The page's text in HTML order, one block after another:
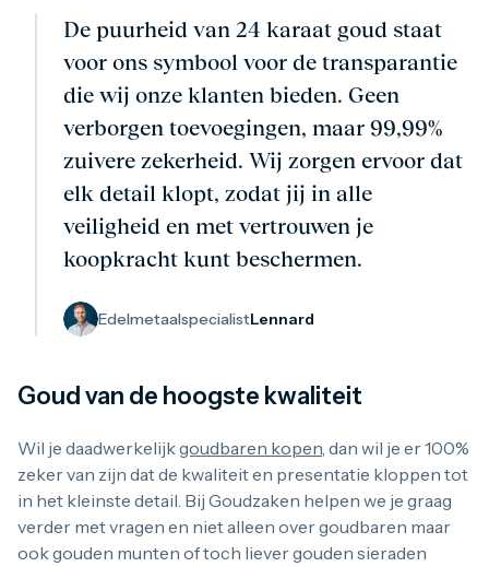
De puurheid van 24 karaat goud staat
voor ons symbool voor de transparantie
die wij onze klanten bieden. Geen
verborgen toevoegingen, maar 99,99%
zuivere zekerheid. Wij zorgen ervoor dat
elk detail klopt, zodat jij in alle
veiligheid en met vertrouwen je
koopkracht kunt beschermen.
EdelmetaalspecialistLennard
Goud van de hoogste kwaliteit
Wil je daadwerkelijkgoudbaren kopen, dan wil je er 100%
zeker van zijn dat de kwaliteit en presentatie kloppen tot
in het kleinste detail. Bij Goudzaken helpen we je graag
verder met vragen en niet alleen over goudbaren maar
ook gouden munten of toch liever gouden sieraden